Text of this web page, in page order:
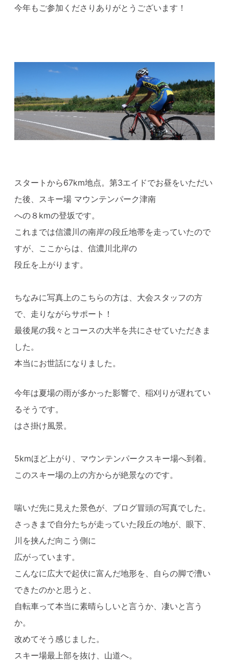
今年もご参加くださりありがとうございます！
スタートから67km地点。第3エイドでお昼をいただい
た後、スキー場 マウンテンパーク津南
への８kmの登坂です。
これまでは信濃川の南岸の段丘地帯を走っていたので
すが、ここからは、信濃川北岸の
段丘を上がります。
ちなみに写真上のこちらの方は、大会スタッフの方
で、走りながらサポート！
最後尾の我々とコースの大半を共にさせていただきま
した。
本当にお世話になりました。
今年は夏場の雨が多かった影響で、稲刈りが遅れてい
るそうです。
はさ掛け風景。
5kmほど上がり、マウンテンパークスキー場へ到着。
このスキー場の上の方からが絶景なのです。
喘いだ先に見えた景色が、ブログ冒頭の写真でした。
さっきまで自分たちが走っていた段丘の地が、眼下、
川を挟んだ向こう側に
広がっています。
こんなに広大で起伏に富んだ地形を、自らの脚で漕い
できたのかと思うと、
自転車って本当に素晴らしいと言うか、凄いと言う
か。
改めてそう感じました。
スキー場最上部を抜け、山道へ。